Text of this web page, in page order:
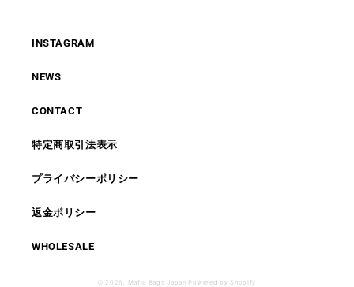
INSTAGRAM
NEWS
CONTACT
特定商取引法表示
プライバシーポリシー
返金ポリシー
WHOLESALE
© 2026, Mafia Bags Japan Powered by Shopify